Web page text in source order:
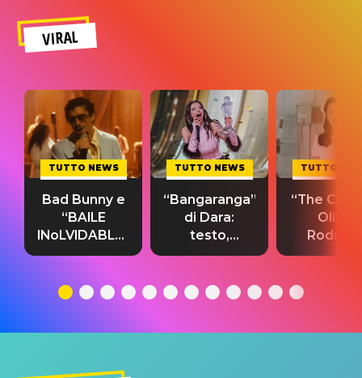
VIRAL
TUTTO NEWS
Bad Bunny e
“BAILE
INoLVIDABLE”:
testo,
significato
TUTTO NEWS
“Bangaranga”
di Dara:
testo,
traduzione e
del singolo
TUTTO
“The
Olivia
testo,